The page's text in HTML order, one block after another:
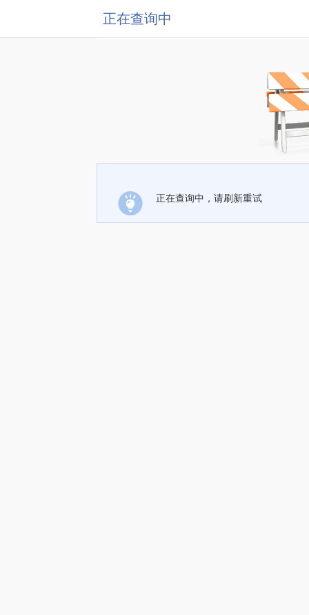
正在查询中
正在查询中，请刷新重试